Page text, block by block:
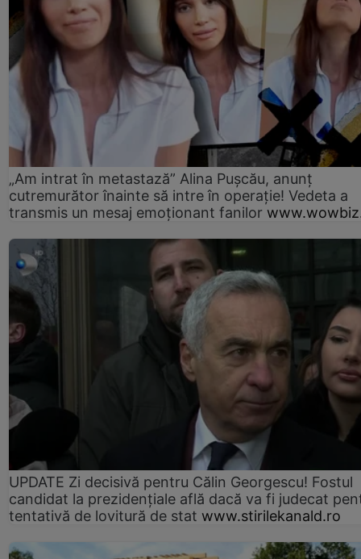
„Am intrat în metastază” Alina Pușcău, anunț
cutremurător înainte să intre în operație! Vedeta a
transmis un mesaj emoționant fanilor
UPDATE Zi decisivă pentru Călin Georgescu! Fostul
candidat la prezidențiale află dacă va fi judecat
tentativă de lovitură de stat www.stirilekanald.ro